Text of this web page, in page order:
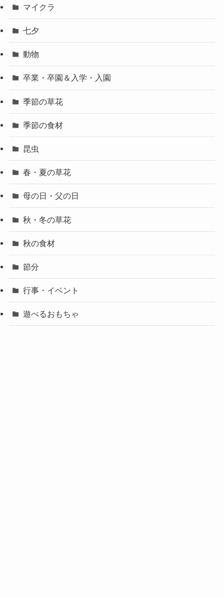
マイクラ
七夕
動物
卒業・卒園＆入学・入園
季節の草花
季節の食材
昆虫
春・夏の草花
母の日・父の日
秋・冬の草花
秋の食材
節分
行事・イベント
遊べるおもちゃ